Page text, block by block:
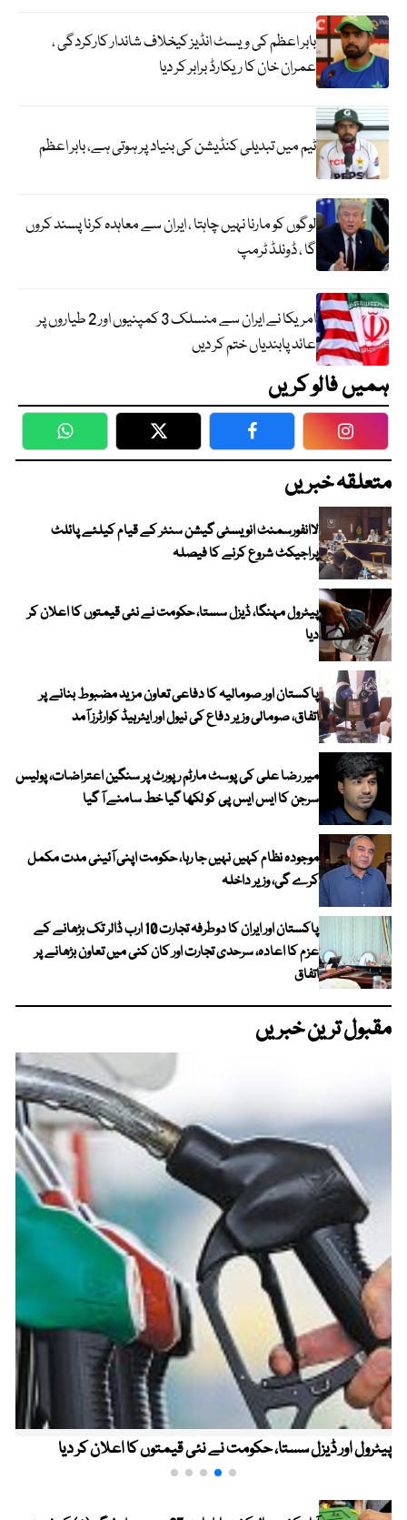
بابر اعظم کی ویسٹ انڈیز کیخلاف شاندار کارکردگی ،
عمران خان کا ریکارڈ برابر کر دیا
ٹیم میں تبدیلی کنڈیشن کی بنیاد پر ہوتی ہے، بابر اعظم
لوگوں کو مارنا نہیں چاہتا ، ایران سے معاہدہ کرنا پسند کروں
گا ، ڈونلڈ ٹرمپ
امریکا نے ایران سے منسلک 3 کمپنیوں اور 2 طیاروں پر
عائد پابندیاں ختم کر دیں
ہمیں فالو کریں
WhatsApp Twitter Facebook
متعلقہ خبریں
لاانفورسمنٹ انویسٹی گیشن سنٹر کے قیام کیلئے پائلٹ
پراجیکٹ شروع کرنے کا فیصلہ
پیٹرول مہنگا، ڈیزل سستا، حکومت نے نئی قیمتوں کا اعلان کر
دیا
پاکستان اور صومالیہ کا دفاعی تعاون مزید مضبوط بنانے پر
اتفاق، صومالی وزیر دفاع کی نیول اور ایئرہیڈ کوارٹرز آمد
میر رضا علی کی پوسٹ مارٹم رپورٹ پر سنگین اعتراضات، پولیس
سرجن کا ایس ایس پی کو لکھا گیا خط سامنے آ گیا
موجودہ نظام کہیں نہیں جا رہا، حکومت اپنی آئینی مدت مکمل
کرے گی، وزیر داخلہ
پاکستان اور ایران کا دوطرفہ تجارت 10 ارب ڈالر تک بڑھانے کے
عزم کا اعادہ، سرحدی تجارت اور کان کنی میں تعاون بڑھانے پر
اتفاق
مقبول ترین خبریں
پیٹرول اور ڈیزل سستا، حکومت نے نئی قیمتوں کا اعلان کر دیا